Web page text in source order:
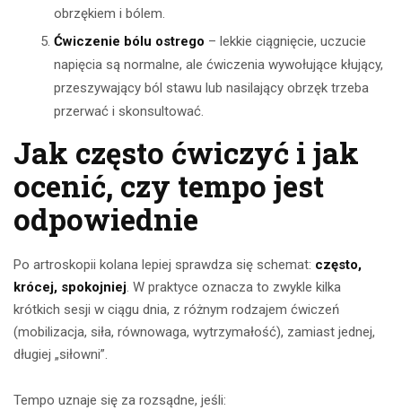
obrzękiem i bólem.
Ćwiczenie bólu ostrego – lekkie ciągnięcie, uczucie
napięcia są normalne, ale ćwiczenia wywołujące kłujący,
przeszywający ból stawu lub nasilający obrzęk trzeba
przerwać i skonsultować.
Jak często ćwiczyć i jak
ocenić, czy tempo jest
odpowiednie
Po artroskopii kolana lepiej sprawdza się schemat: często,
krócej, spokojniej. W praktyce oznacza to zwykle kilka
krótkich sesji w ciągu dnia, z różnym rodzajem ćwiczeń
(mobilizacja, siła, równowaga, wytrzymałość), zamiast jednej,
długiej „siłowni”.
Tempo uznaje się za rozsądne, jeśli: